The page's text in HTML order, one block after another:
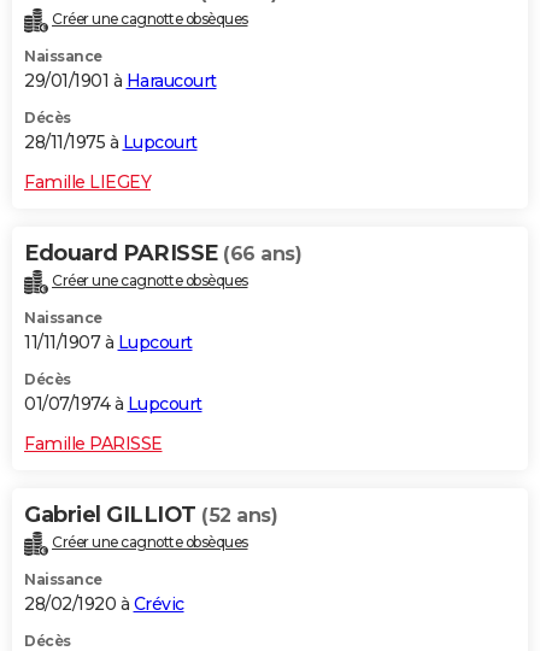
Créer une cagnotte obsèques
Naissance
29/01/1901 à Haraucourt
Décès
28/11/1975 à Lupcourt
Famille LIEGEY
Edouard PARISSE (66 ans)
Créer une cagnotte obsèques
Naissance
11/11/1907 à Lupcourt
Décès
01/07/1974 à Lupcourt
Famille PARISSE
Gabriel GILLIOT (52 ans)
Créer une cagnotte obsèques
Naissance
28/02/1920 à Crévic
Décès